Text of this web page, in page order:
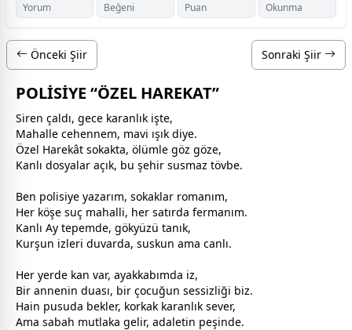
Yorum Beğeni Puan Okunma
Önceki Şiir Sonraki Şiir
POLİSİYE “ÖZEL HAREKAT”
Siren çaldı, gece karanlık işte,
Mahalle cehennem, mavi ışık diye.
Özel Harekât sokakta, ölümle göz göze,
Kanlı dosyalar açık, bu şehir susmaz tövbe.
Ben polisiye yazarım, sokaklar romanım,
Her köşe suç mahalli, her satırda fermanım.
Kanlı Ay tepemde, gökyüzü tanık,
Kurşun izleri duvarda, suskun ama canlı.
Her yerde kan var, ayakkabımda iz,
Bir annenin duası, bir çocuğun sessizliği biz.
Hain pusuda bekler, korkak karanlık sever,
Ama sabah mutlaka gelir, adaletin peşinde.